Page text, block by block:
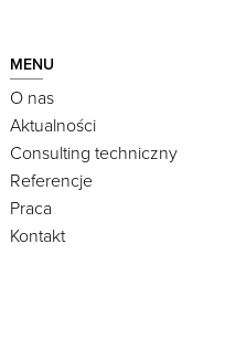
MENU
O nas
Aktualności
Consulting techniczny
Referencje
Praca
Kontakt